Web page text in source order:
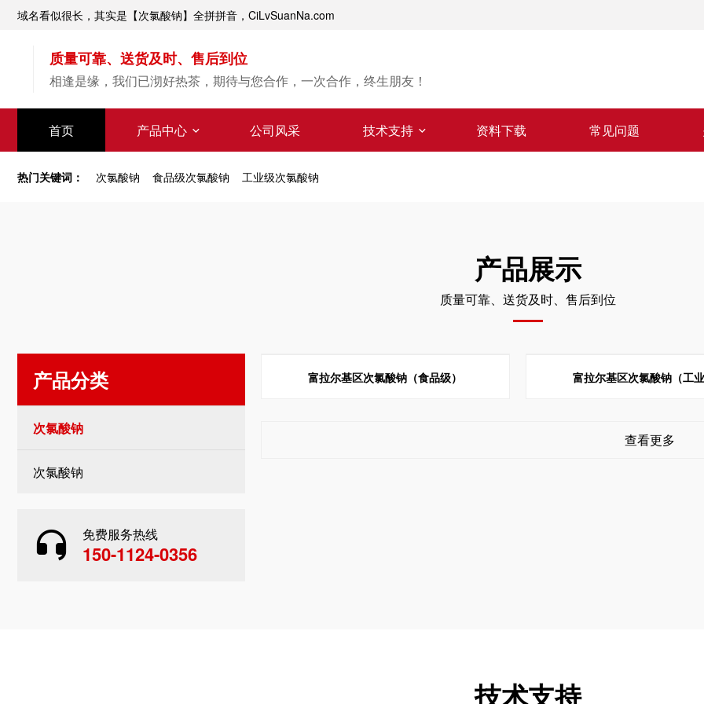
域名看似很长，其实是【次氯酸钠】全拼拼音，CiLvSuanNa.com
质量可靠、送货及时、售后到位
相逢是缘，我们已沏好热茶，期待与您合作，一次合作，终生朋友！
首页 产品中心 公司风采 技术支持 资料下载 常见问题
质量可靠、送货及时
恪守质量底线，提供放心产品
热门关键词： 次氯酸钠 食品级次氯酸钠 工业级次氯酸钠
产品展示
质量可靠、送货及时、售后到位
产品分类
次氯酸钠
次氯酸钠
免费服务热线
150-1124-0356
富拉尔基区次氯酸钠（食品级） 富拉尔基区次氯酸钠（工
查看更多
技术支持